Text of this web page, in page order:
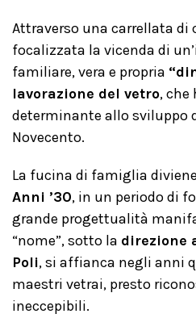
Attraverso una carrellata di
focalizzata la vicenda di
familiare, vera e propria
lavorazione del vetro,
determinante allo sviluppo
Novecento.
La fucina di famiglia
Anni ’30, in un periodo di
grande progettualità
“nome”, sotto la direzione
Poli, si affianca negli anni
maestri vetrai, presto
ineccepibili.